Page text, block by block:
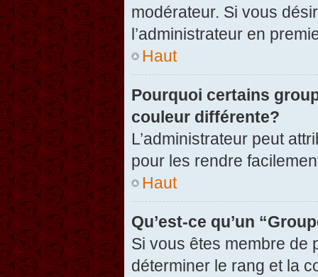
modérateur. Si vous
l’administrateur en
Haut
Pourquoi certains
couleur différente?
L’administrateur peut
pour les rendre
Haut
Qu’est-ce qu’un
Si vous êtes membre de
déterminer le rang et la